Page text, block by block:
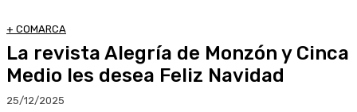
+ COMARCA
La revista Alegría de Monzón y Cinca
Medio les desea Feliz Navidad
25/12/2025